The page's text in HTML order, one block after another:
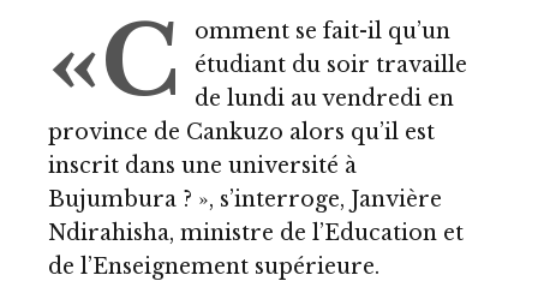
«C
omment se fait-il qu’un
étudiant du soir travaille
de lundi au vendredi en
province de Cankuzo alors qu’il est
inscrit dans une université à
Bujumbura ? », s’interroge, Janvière
Ndirahisha, ministre de l’Education et
de l’Enseignement supérieure.